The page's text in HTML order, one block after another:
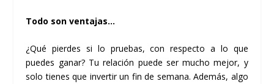
Todo son ventajas…
¿Qué pierdes si lo pruebas, con respecto a lo que
puedes ganar? Tu relación puede ser mucho mejor, y
solo tienes que invertir un fin de semana. Además, algo